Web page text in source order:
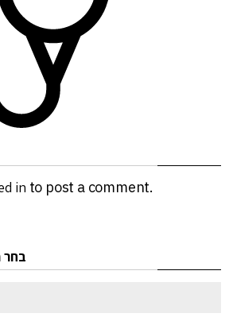
in to post a comment.
בחר